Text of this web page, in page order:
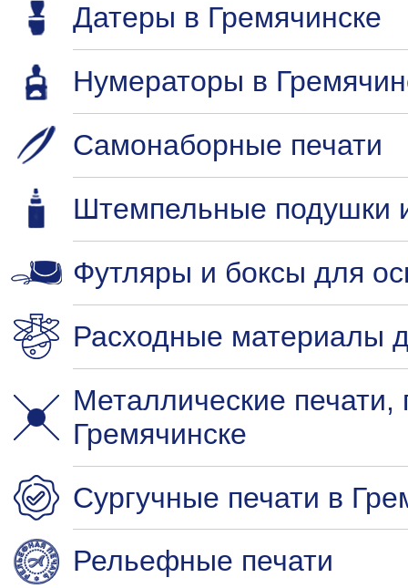
Датеры в Гремячинске
Нумераторы в
Самонаборные печати
Штемпельные подушки
Футляры и боксы для
Расходные материалы
Металлические
Гремячинске
Сургучные печати в
Рельефные печати